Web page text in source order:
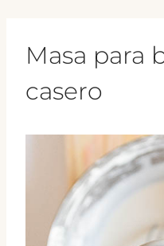
Masa para
casero